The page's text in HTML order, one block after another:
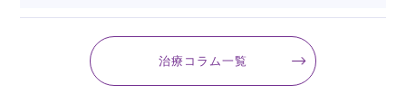
治療コラム一覧